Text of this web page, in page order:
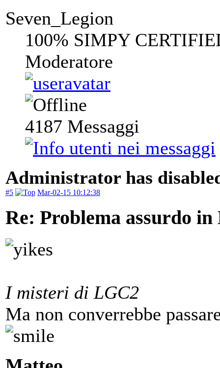
Seven_Legion
100% SIMPY
Moderatore
4187 Messaggi
Administrator has
#5 Mar-02-15 10:12:38
Re: Problema assurdo in
I misteri di LGC2
Ma non converrebbe